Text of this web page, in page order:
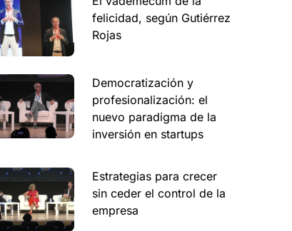
felicidad, según Gutiérrez
Rojas
Democratización y
profesionalización: el
nuevo paradigma de la
inversión en startups
Estrategias para crecer
sin ceder el control de la
empresa